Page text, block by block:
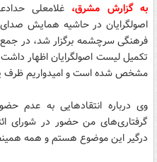
به گزارش مشرق، غلامعلی
اصولگرایان در حاشیه همایش
فرهنگی سرچشمه برگزار شد، در جمع
مشخص شده است و امیدواریم ظرف
وی درباره انتقادهایی به عدم
گرفتاری‌های من حضور در شورای
درگیر این موضوع هستم و همه